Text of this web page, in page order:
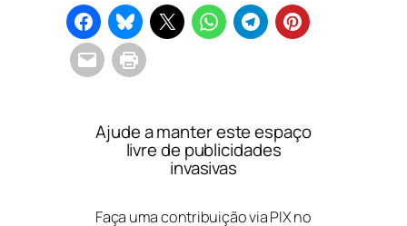
Ajude a manter este espaço
livre de publicidades
invasivas
Faça uma contribuição via PIX no